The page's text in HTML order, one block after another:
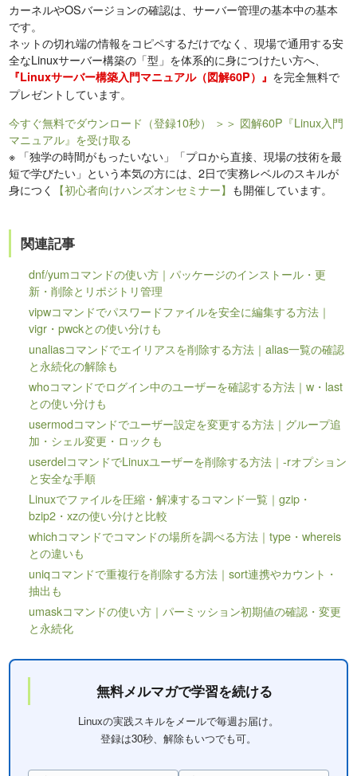
カーネルやOSバージョンの確認は、サーバー管理の基本中の基本
です。
ネットの切れ端の情報をコピペするだけでなく、現場で通用する安
全なLinuxサーバー構築の「型」を体系的に身につけたい方へ、
『Linuxサーバー構築入門マニュアル（図解60P）』 を完全無料で
プレゼントしています。
今すぐ無料でダウンロード（登録10秒）
＞＞ 図解60P『Linux入門
マニュアル』を受け取る
※ 「独学の時間がもったいない」「プロから直接、現場の技術を最
短で学びたい」という本気の方には、2日で実務レベルのスキルが
身につく
【初心者向けハンズオンセミナー】 も開催しています。
関連記事
dnf/yumコマンドの使い方｜パッケージのインストール・更
新・削除とリポジトリ管理
vipwコマンドでパスワードファイルを安全に編集する方法｜
vigr・pwckとの使い分けも
unaliasコマンドでエイリアスを削除する方法｜alias一覧の確認
と永続化の解除も
whoコマンドでログイン中のユーザーを確認する方法｜w・last
との使い分けも
usermodコマンドでユーザー設定を変更する方法｜グループ追
加・シェル変更・ロックも
userdelコマンドでLinuxユーザーを削除する方法｜-rオプション
と安全な手順
Linuxでファイルを圧縮・解凍するコマンド一覧｜gzip・
bzip2・xzの使い分けと比較
whichコマンドでコマンドの場所を調べる方法｜type・whereis
との違いも
uniqコマンドで重複行を削除する方法｜sort連携やカウント・
抽出も
umaskコマンドの使い方｜パーミッション初期値の確認・変更
と永続化
無料メルマガで学習を続ける
Linuxの実践スキルをメールで毎週お届け。
登録は30秒、解除もいつでも可。